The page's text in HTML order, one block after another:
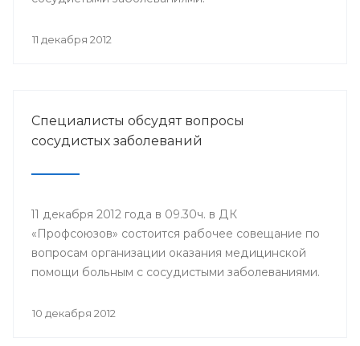
11 декабря 2012
Специалисты обсудят вопросы
сосудистых заболеваний
11 декабря 2012 года в 09.30ч. в ДК
«Профсоюзов» состоится рабочее совещание по
вопросам организации оказания медицинской
помощи больным с сосудистыми заболеваниями.
10 декабря 2012